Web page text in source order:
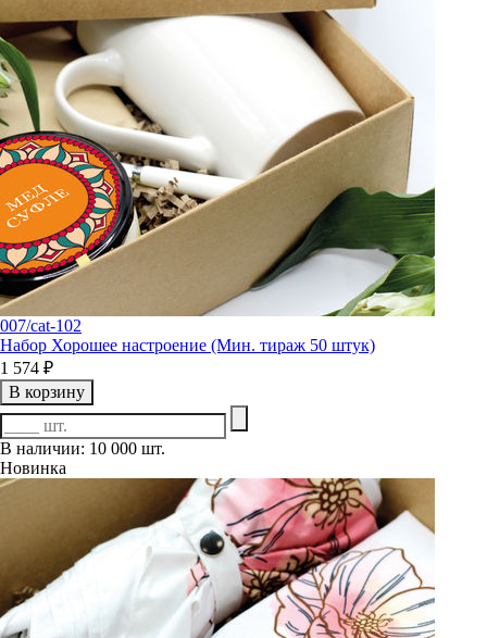
007/cat-102
Набор Хорошее настроение (Мин. тираж 50 штук)
1 574 ₽
В корзину
В наличии: 10 000 шт.
Новинка